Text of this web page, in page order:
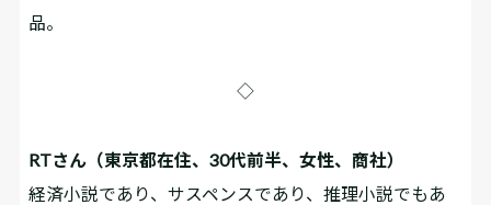
品。
◇
RTさん（東京都在住、30代前半、女性、商社）
経済小説であり、サスペンスであり、推理小説でもあ